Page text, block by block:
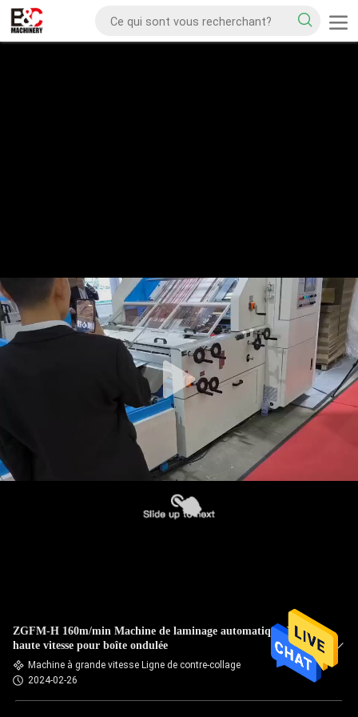
ZGFM-H 160m/min Machine de laminage automatique à
haute vitesse pour boîte ondulée
Machine à grande vitesse Ligne de contre-collage
2024-02-26